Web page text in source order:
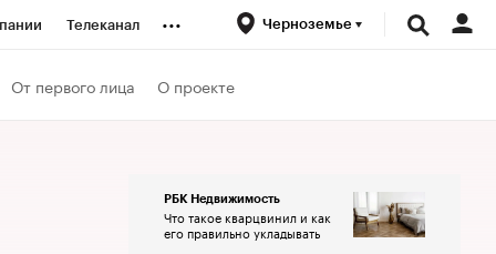
Телеканал ... Черноземье
От первого лица О проекте
РБК Недвижимость
Что такое кварцвинил и как
его правильно укладывать